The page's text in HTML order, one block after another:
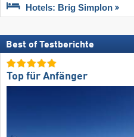
Hotels: Brig Simplon
Best of Testberichte
Top für Anfänger